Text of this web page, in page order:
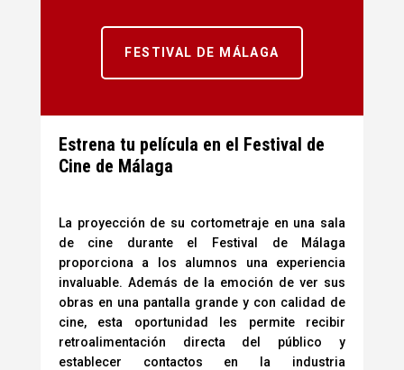
FESTIVAL DE MÁLAGA
Estrena tu película en el Festival de
Cine de Málaga
La proyección de su cortometraje en una sala
de cine durante el Festival de Málaga
proporciona a los alumnos una experiencia
invaluable. Además de la emoción de ver sus
obras en una pantalla grande y con calidad de
cine, esta oportunidad les permite recibir
retroalimentación directa del público y
establecer contactos en la industria